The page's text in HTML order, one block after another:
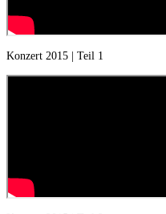
Konzert 2015 | Teil 1